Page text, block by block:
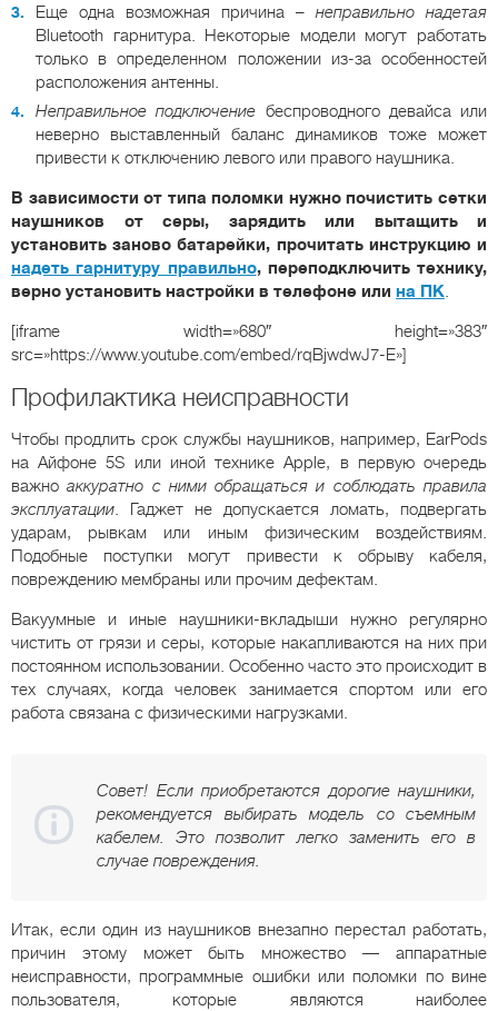
Еще одна возможная причина – неправильно надетая
Bluetooth гарнитура. Некоторые модели могут работать
только в определенном положении из-за особенностей
расположения антенны.
Неправильное подключение беспроводного девайса или
неверно выставленный баланс динамиков тоже может
привести к отключению левого или правого наушника.
В зависимости от типа поломки нужно почистить сетки
наушников от серы, зарядить или вытащить и
установить заново батарейки, прочитать инструкцию и
надеть гарнитуру правильно, переподключить технику,
верно установить настройки в телефоне или на ПК.
[iframe width=»680″ height=»383″
src=»https://www.youtube.com/embed/rqBjwdwJ7-E»]
Профилактика неисправности
Чтобы продлить срок службы наушников, например, EarPods
на Айфоне 5S или иной технике Apple, в первую очередь
важноаккуратно с ними обращаться и соблюдать правила
эксплуатации. Гаджет не допускается ломать, подвергать
ударам, рывкам или иным физическим воздействиям.
Подобные поступки могут привести к обрыву кабеля,
повреждению мембраны или прочим дефектам.
Вакуумные и иные наушники-вкладыши нужно регулярно
чистить от грязи и серы, которые накапливаются на них при
постоянном использовании. Особенно часто это происходит в
тех случаях, когда человек занимается спортом или его
работа связана с физическими нагрузками.
Совет! Если приобретаются дорогие наушники,
рекомендуется выбирать модель со съемным
кабелем. Это позволит легко заменить его в
случае повреждения.
Итак, если один из наушников внезапно перестал работать,
причин этому может быть множество — аппаратные
неисправности, программные ошибки или поломки по вине
пользователя, которые являются наиболее